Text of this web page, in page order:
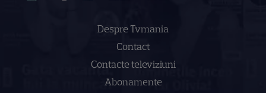
Despre Tvmania
Contact
Contacte televiziuni
Abonamente